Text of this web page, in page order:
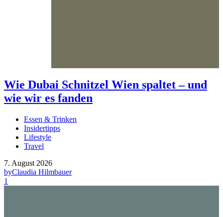
Wie Dubai Schnitzel Wien spaltet – und
wie wir es fanden
Essen & Trinken
Insidertipps
Lifestyle
Travel
7. August 2026
byClaudia Hilmbauer
1